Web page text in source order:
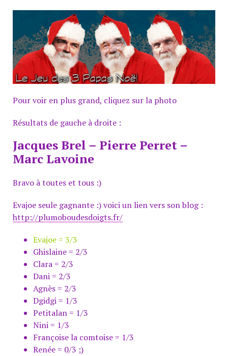
Pour voir en plus grand, cliquez sur la photo
Résultats de gauche à droite :
Jacques Brel – Pierre Perret –
Marc Lavoine
Bravo à toutes et tous :)
Evajoe seule gagnante :) voici un lien vers son blog :
http://plumoboudesdoigts.fr/
Evajoe = 3/3
Ghislaine = 2/3
Clara = 2/3
Dani = 2/3
Agnès = 2/3
Dgidgi = 1/3
Petitalan = 1/3
Nini = 1/3
Françoise la comtoise = 1/3
Renée = 0/3 ;)